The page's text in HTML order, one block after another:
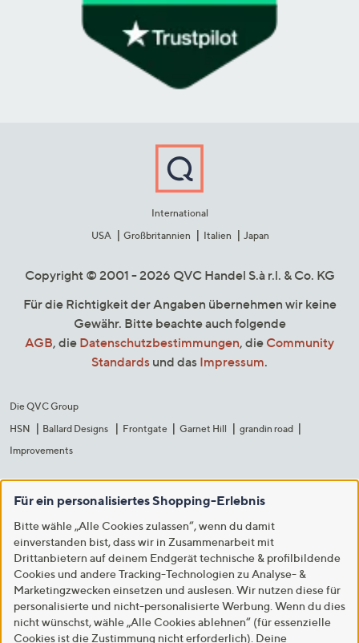
International
USA
Großbritannien Italien Japan
Copyright © 2001 - 2026 QVC Handel S.à r.l. & Co. KG
Für die Richtigkeit der Angaben übernehmen wir keine
Gewähr. Bitte beachte auch folgende
AGB, die Datenschutzbestimmungen, die Community
Standards und das Impressum.
Die QVC Group
HSN
Ballard Designs Frontgate Garnet Hill
grandin road
Improvements
Für ein personalisiertes Shopping-Erlebnis
Bitte wähle „Alle Cookies zulassen“, wenn du damit
einverstanden bist, dass wir in Zusammenarbeit mit
Drittanbietern auf deinem Endgerät technische & profilbildende
Cookies und andere Tracking-Technologien zu Analyse- &
Marketingzwecken einsetzen und auslesen. Wir nutzen diese für
personalisierte und nicht-personalisierte Werbung. Wenn du dies
nicht wünschst, wähle „Alle Cookies ablehnen“ (für essenzielle
Cookies ist die Zustimmung nicht erforderlich). Deine